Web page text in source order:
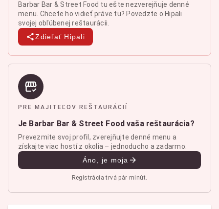
Barbar Bar & Street Food tu ešte nezverejňuje denné
menu. Chcete ho vidieť práve tu? Povedzte o Hipali
svojej obľúbenej reštaurácii.
Zdieľať Hipali
PRE MAJITEĽOV REŠTAURÁCIÍ
Je Barbar Bar & Street Food vaša reštaurácia?
Prevezmite svoj profil, zverejňujte denné menu a
získajte viac hostí z okolia – jednoducho a zadarmo.
Áno, je moja
Registrácia trvá pár minút.